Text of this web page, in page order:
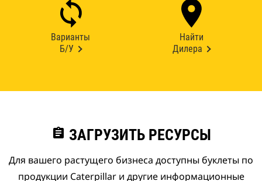
Варианты
Б/У
Найти
Дилера
assignment ЗАГРУЗИТЬ РЕСУРСЫ
Для вашего растущего бизнеса доступны буклеты по
продукции Caterpillar и другие информационные